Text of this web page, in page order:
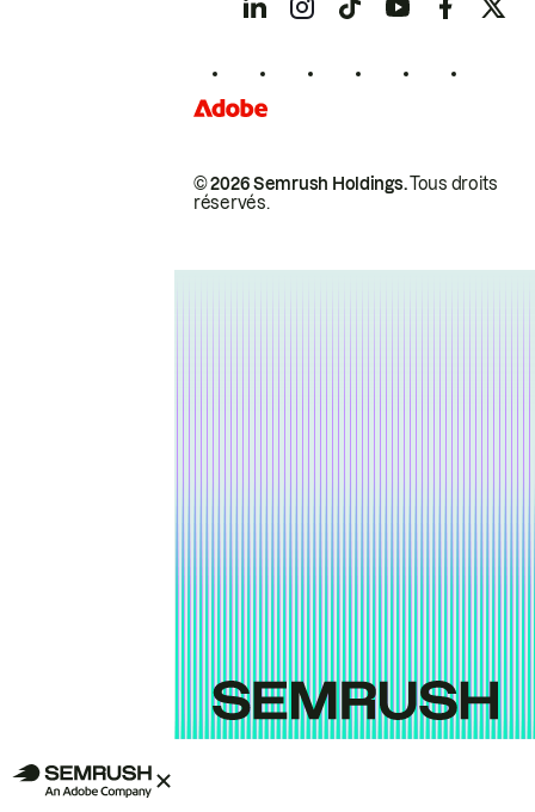
© 2026 Semrush Holdings.Tous droits
réservés.